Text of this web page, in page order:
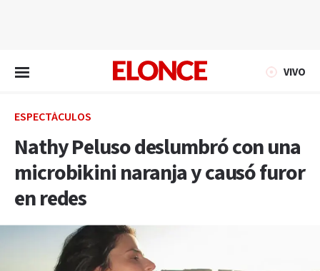
VIVO
ESPECTÁCULOS
Nathy Peluso deslumbró con una
microbikini naranja y causó furor
en redes